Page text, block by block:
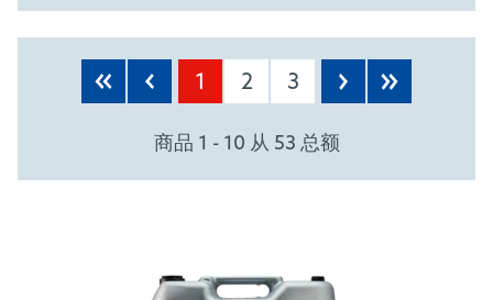
PRODUCTS
1 2 3
商品 1 - 10 从 53 总额